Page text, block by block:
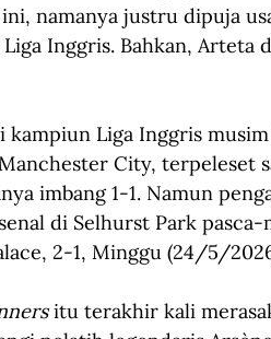
namanya justru dipuja
Inggris. Bahkan, Arteta
kampiun Liga Inggris
City, terpeleset
imbang 1-1. Namun
di Selhurst Park pasca-
2-1, Minggu (24/5/
itu terakhir kali